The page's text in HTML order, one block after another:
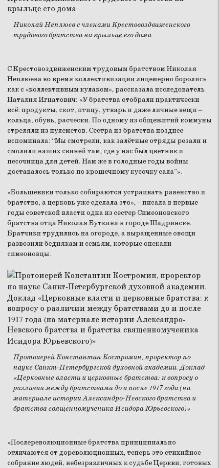
Николай Неплюев с членами Крестовоздвиженского
трудового братства на крыльце его дома
С Крестовоздвиженским трудовым братством Николая
Неплюева во время коллективизации лицемерно боролись
как с «коллективным кулаком», рассказала исследователь
Наталия Игнатович: «У братства отобрали практически
всё: продукты, скот, птицу, утварь и даже личные вещи –
кольца, обувь, расчески. По одному из общежитий коммуны
стреляли из пулеметов. Сестра из братства позднее
вспоминала: “Мы смотрели, как залётные отряды резали и
смолили наших свиней там, где у нас был цветник и
песочница для детей. Нам же в голодные годы войны
доставалось только по крошечному кусочку сала”».
«Большевики только собираются устраивать равенство и
братство, а церковь уже сделала это», – писала в первые
годы советской власти одна из сестер Симеоновского
братства отца Николая Буткина в городе Шадринске.
Братчики трудились на огороде, а выращенные овощи
развозили беднякам и семьям, которые опекали
симеоновцы.
Протоиерей Константин Костромин, проректор по
науке Санкт-Петербургской духовной академии. Доклад
«Церковные власти и церковные братства: к вопросу о
различии между братствами до и после 1917 года (на
материале истории Александро-Невского братства и
братства священномученика Исидора Юрьевского)»
«Послереволюционные братства принципиально
отличаются от дореволюционных, теперь это стихийное
собрание людей, небезразличных к судьбе Церкви, готовых